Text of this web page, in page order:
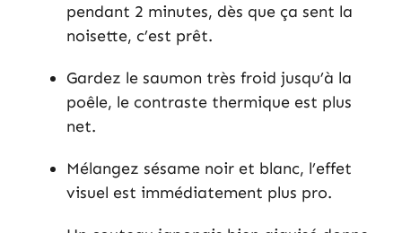
pendant 2 minutes, dès que ça sent la
noisette, c’est prêt.
Gardez le saumon très froid jusqu’à la
poêle, le contraste thermique est plus
net.
Mélangez sésame noir et blanc, l’effet
visuel est immédiatement plus pro.